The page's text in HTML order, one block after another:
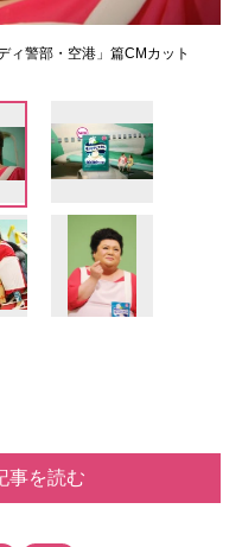
ィ警部・空港」篇CMカット
事を読む